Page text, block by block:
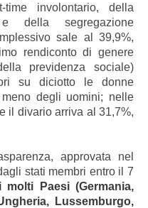
involontario, della
della segregazione
sale al 39,9%,
rendiconto di genere
previdenza sociale)
su diciotto le donne
degli uomini; nelle
il divario arriva al 31,7%,
approvata nel
stati membri entro il 7
molti Paesi (Germania,
Lussemburgo,